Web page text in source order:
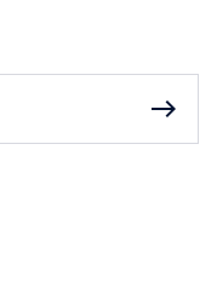
east